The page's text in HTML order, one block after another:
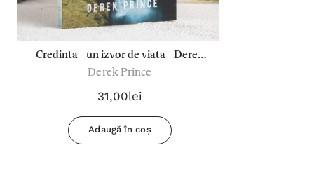
Credinta - un izvor de viata - Derek
Prince
Derek Prince
31,00lei
Adaugă în coș